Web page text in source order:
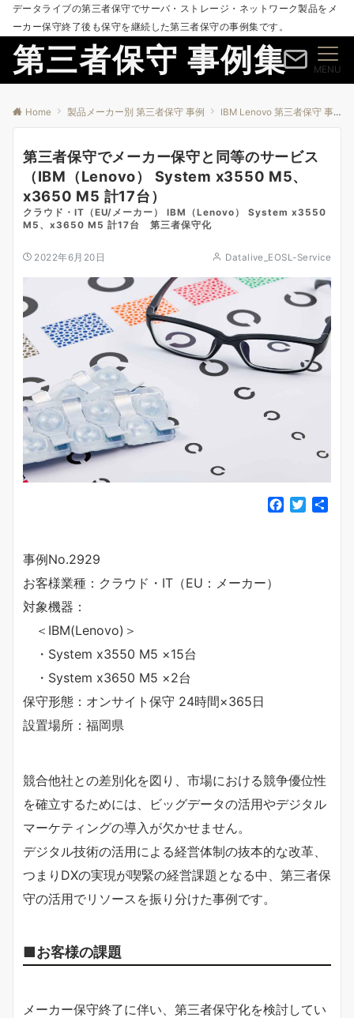
データライブの第三者保守でサーバ・ストレージ・ネットワーク製品をメ
ーカー保守終了後も保守を継続した第三者保守の事例集です。
第三者保守 事例集 MENU
Home 製品メーカー別 第三者保守 事例 IBM Lenovo 第三者保守 事例
第三者保守でメーカー保守と同等のサービス
（IBM（Lenovo） System x3550 M5、
x3650 M5 計17台）
クラウド・IT（EU/メーカー） IBM（Lenovo） System x3550
M5、x3650 M5 計17台 第三者保守化
2022年6月20日 Datalive_EOSL-Service
事例No.2929
お客様業種：クラウド・IT（EU：メーカー）
対象機器：
＜IBM(Lenovo)＞
・System x3550 M5 ×15台
・System x3650 M5 ×2台
保守形態：オンサイト保守 24時間×365日
設置場所：福岡県
競合他社との差別化を図り、市場における競争優位性
を確立するためには、ビッグデータの活用やデジタル
マーケティングの導入が欠かせません。
デジタル技術の活用による経営体制の抜本的な改革、
つまりDXの実現が喫緊の経営課題となる中、第三者保
守の活用でリソースを振り分けた事例です。
■お客様の課題
メーカー保守終了に伴い、第三者保守化を検討してい